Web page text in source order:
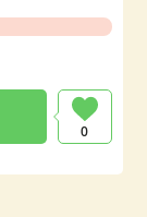
0